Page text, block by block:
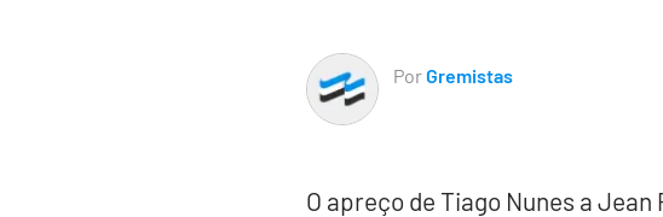
PorGremistas
O apreço de Tiago Nunes a